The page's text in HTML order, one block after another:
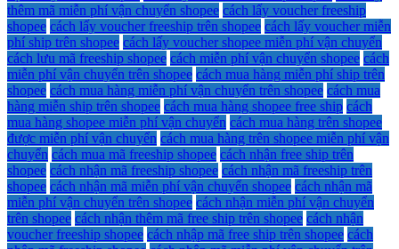
thêm mã miễn phí vận chuyển shopee cách lấy voucher freeship
shopee cách lấy voucher freeship trên shopee cách lấy voucher miễn
phí ship trên shopee cách lấy voucher shopee miễn phí vận chuyển
cách lưu mã freeship shopee cách miễn phí vận chuyển shopee cách
miễn phí vận chuyển trên shopee cách mua hàng miễn phí ship trên
shopee cách mua hàng miễn phí vận chuyển trên shopee cách mua
hàng miễn ship trên shopee cách mua hàng shopee free ship cách
mua hàng shopee miễn phí vận chuyển cách mua hàng trên shopee
được miễn phí vận chuyển cách mua hàng trên shopee miễn phí vận
chuyển cách mua mã freeship shopee cách nhận free ship trên
shopee cách nhận mã freeship shopee cách nhận mã freeship trên
shopee cách nhận mã miễn phí vận chuyển shopee cách nhận mã
miễn phí vận chuyển trên shopee cách nhận miễn phí vận chuyển
trên shopee cách nhận thêm mã free ship trên shopee cách nhận
voucher freeship shopee cách nhập mã free ship trên shopee cách